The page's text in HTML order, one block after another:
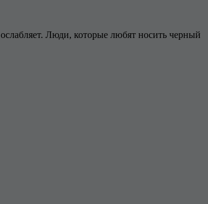
Люди, которые любят носить черный